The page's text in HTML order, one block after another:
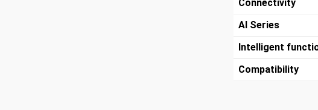
Connectivity
AI Series
Intelligent
Compatibility